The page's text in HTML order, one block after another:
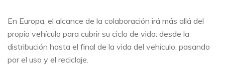
En Europa, el alcance de la colaboración irá más allá del
propio vehículo para cubrir su ciclo de vida: desde la
distribución hasta el final de la vida del vehículo, pasando
por el uso y el reciclaje.